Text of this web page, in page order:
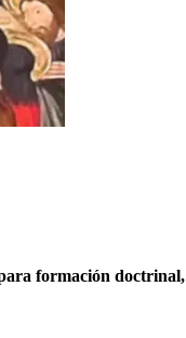
formación